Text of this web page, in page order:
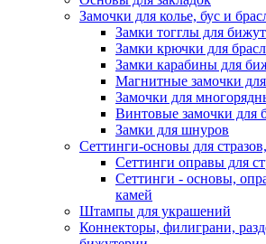
Замочки для колье, бус и
Замки тогглы для
Замки крючки для
Замки карабины для
Магнитные замочки для
Замочки для
Винтовые замочки для
Замки для шнуров
Сеттинги-основы для
Сеттинги оправы для
Сеттинги - основы,
камей
Штампы для украшений
Коннекторы, филиграни,